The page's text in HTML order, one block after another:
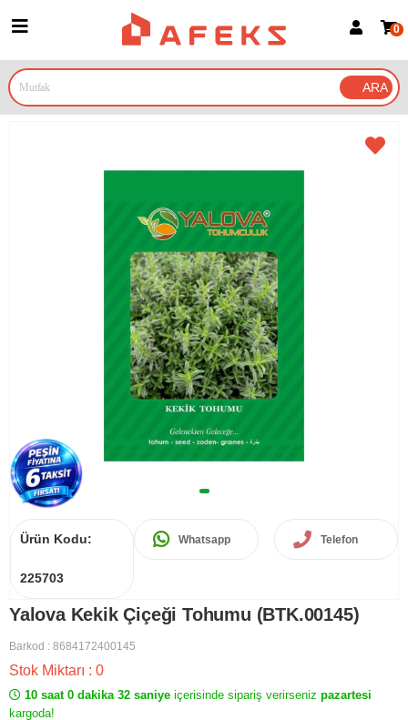
Google İle Bağlan
0
Ürün Kodu:
225703
Whatsapp Telefon
Yalova Kekik Çiçeği Tohumu (BTK.00145)
Barkod : 8684172400145
Stok Miktarı : 0
10 saat 0 dakika 32 saniye içerisinde sipariş verirseniz pazartesi
kargoda!